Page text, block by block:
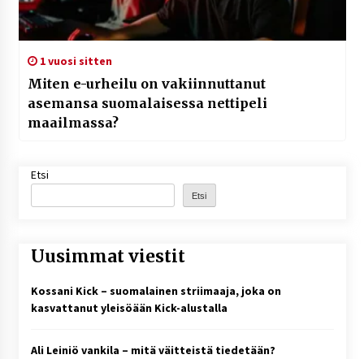
1 vuosi sitten
Miten e-urheilu on vakiinnuttanut
asemansa suomalaisessa nettipeli
maailmassa?
Etsi
Etsi
Uusimmat viestit
Kossani Kick – suomalainen striimaaja, joka on
kasvattanut yleisöään Kick-alustalla
Ali Leiniö vankila – mitä väitteistä tiedetään?